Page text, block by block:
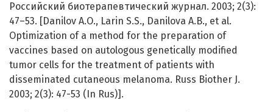
Российский биотерапевтический журнал. 2003; 2(3):
47–53. [Danilov A.O., Larin S.S., Danilova A.B., et al.
Optimization of a method for the preparation of
vaccines based on autologous genetically modified
tumor cells for the treatment of patients with
disseminated cutaneous melanoma. Russ Biother J.
2003; 2(3): 47-53 (In Rus)].